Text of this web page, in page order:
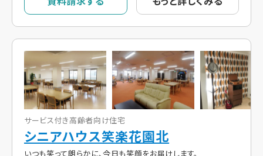
サービス付き高齢者向け住宅
シニアハウス笑楽花園北
いつも笑って朗らかに、今日も笑顔をお届けします。